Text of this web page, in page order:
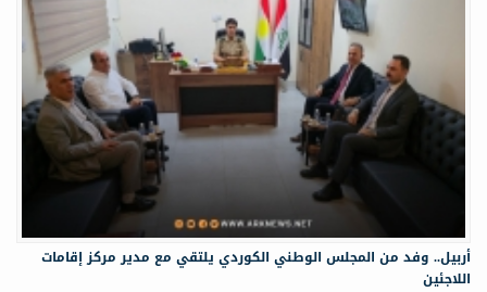
أربيل.. وفد من المجلس الوطني الكوردي يلتقي مع مدير مركز إقامات
اللاجئين